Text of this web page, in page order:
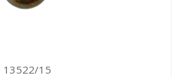
13522/15